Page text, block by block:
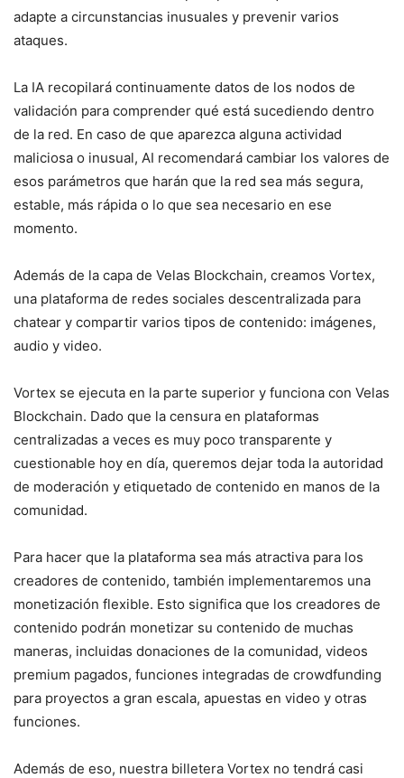
adapte a circunstancias inusuales y prevenir varios
ataques.
La IA recopilará continuamente datos de los nodos de
validación para comprender qué está sucediendo dentro
de la red. En caso de que aparezca alguna actividad
maliciosa o inusual, AI recomendará cambiar los valores de
esos parámetros que harán que la red sea más segura,
estable, más rápida o lo que sea necesario en ese
momento.
Además de la capa de Velas Blockchain, creamos Vortex,
una plataforma de redes sociales descentralizada para
chatear y compartir varios tipos de contenido: imágenes,
audio y video.
Vortex se ejecuta en la parte superior y funciona con Velas
Blockchain. Dado que la censura en plataformas
centralizadas a veces es muy poco transparente y
cuestionable hoy en día, queremos dejar toda la autoridad
de moderación y etiquetado de contenido en manos de la
comunidad.
Para hacer que la plataforma sea más atractiva para los
creadores de contenido, también implementaremos una
monetización flexible. Esto significa que los creadores de
contenido podrán monetizar su contenido de muchas
maneras, incluidas donaciones de la comunidad, videos
premium pagados, funciones integradas de crowdfunding
para proyectos a gran escala, apuestas en video y otras
funciones.
Además de eso, nuestra billetera Vortex no tendrá casi